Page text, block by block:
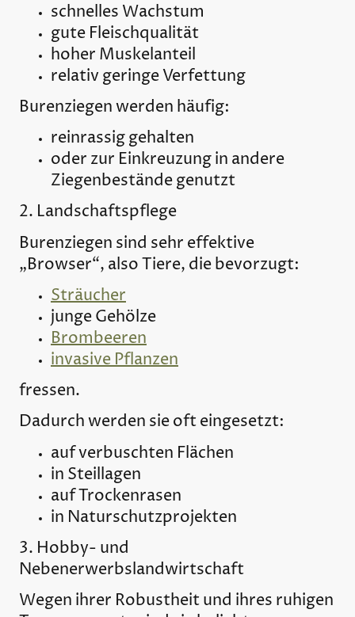
schnelles Wachstum
gute Fleischqualität
hoher Muskelanteil
relativ geringe Verfettung
Burenziegen werden häufig:
reinrassig gehalten
oder zur Einkreuzung in andere
Ziegenbestände genutzt
2. Landschaftspflege
Burenziegen sind sehr effektive
„Browser“, also Tiere, die bevorzugt:
Sträucher
junge Gehölze
Brombeeren
invasive Pflanzen
fressen.
Dadurch werden sie oft eingesetzt:
auf verbuschten Flächen
in Steillagen
auf Trockenrasen
in Naturschutzprojekten
3. Hobby- und
Nebenerwerbslandwirtschaft
Wegen ihrer Robustheit und ihres ruhigen